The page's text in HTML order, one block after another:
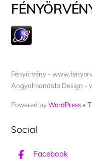
Fényörvény -
Angyalmandala Design -
Powered byWordPress •
Social
Facebook